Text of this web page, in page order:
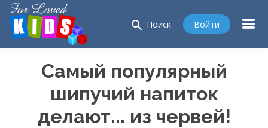
search Поиск Войти
Самый популярный
шипучий напиток
делают... из червей!